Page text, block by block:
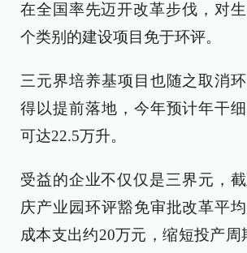
在全国率先迈开改革步伐，对
个类别的建设项目免于环评。
三元界培养基项目也随之取消
得以提前落地，今年预计年干
可达22.5万升。
受益的企业不仅仅是三界元，
庆产业园环评豁免审批改革平
成本支出约20万元，缩短投产周